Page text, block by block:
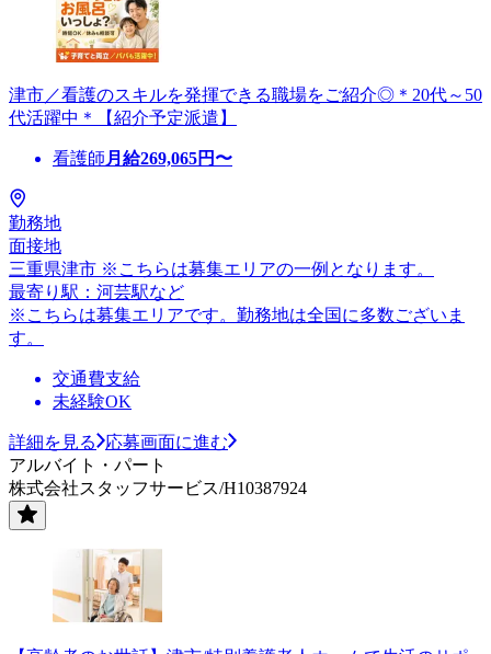
津市／看護のスキルを発揮できる職場をご紹介◎＊20代～50
代活躍中＊【紹介予定派遣】
看護師 月給269,065円〜
勤務地
面接地
三重県津市 ※こちらは募集エリアの一例となります。
最寄り駅：河芸駅など
※こちらは募集エリアです。勤務地は全国に多数ございま
す。
交通費支給
未経験OK
詳細を見る
応募画面に進む
アルバイト・パート
株式会社スタッフサービス/H10387924